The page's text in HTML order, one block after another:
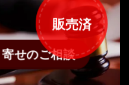
販売済
せのご相談